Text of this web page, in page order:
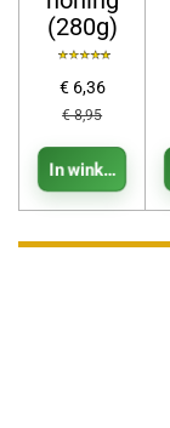
(280g)
€ 6,36
€ 8,95
In winkelwagen